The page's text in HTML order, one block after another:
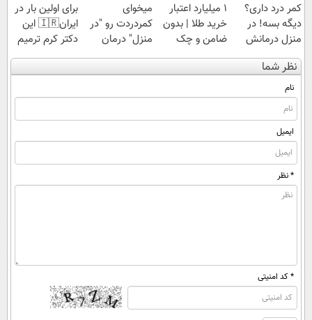
کمر درد داری؟
دیگه بسه! در
منزل درمانش
کن
(◀پرسش‌نامه)
۱ میلیارد اعتبار
خرید طلا | بدون
ضامن و چک
میخوای
کمردردت رو "در
منزل" درمان
کنی؟ (◂فیلم +
◂پرسش‌نامه)
برای اولین بار در
ایران🇮🇷 این
دکتر کرم ترمیم
کننده 23 روزه
ساخت!
نظر شما
نام
ایمیل
* نظر
* کد امنیتی